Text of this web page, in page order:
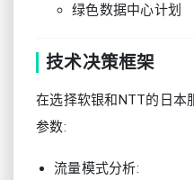
绿色数据中心计划
技术决策框架
在选择软银和NTT的日本
参数:
流量模式分析: